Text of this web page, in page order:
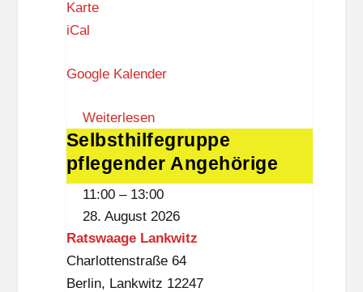
KarteF
u
S
t
e
g
i
t
z
iCal
Google Kalender
Weiterlesen
Selbsthilfegruppe
pflegender
Angehörige
Selbsthilfegruppe
pflegender Angehörige
11:00 – 13:00
28. August 2026
Ratswaage Lankwitz
Charlottenstraße 64
Berlin, Lankwitz 12247